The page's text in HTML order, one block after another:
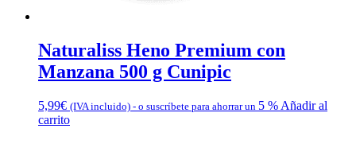
Naturaliss Heno Premium con
Manzana 500 g Cunipic
5,99€ (IVA incluido) - o suscríbete para ahorrar un 5 % Añadir al
carrito